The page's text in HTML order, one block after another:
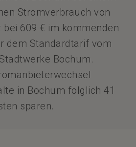
Stromverbrauch von
bei 609 € im kommenden
dem Standardtarif vom
Bochum.
in Bochum folglich 41
sparen.